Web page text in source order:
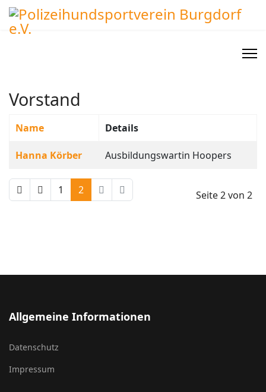
Vorstand
Name Details
Hanna Körber Ausbildungswartin Hoopers
Seite 2 von 2
1 2
Allgemeine Informationen
Datenschutz
Impressum